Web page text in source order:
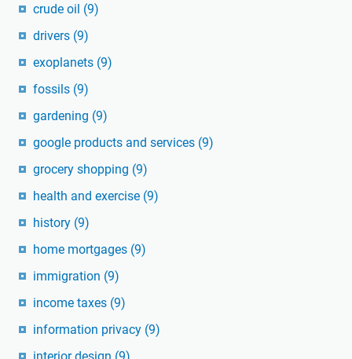
crude oil (9)
drivers (9)
exoplanets (9)
fossils (9)
gardening (9)
google products and services (9)
grocery shopping (9)
health and exercise (9)
history (9)
home mortgages (9)
immigration (9)
income taxes (9)
information privacy (9)